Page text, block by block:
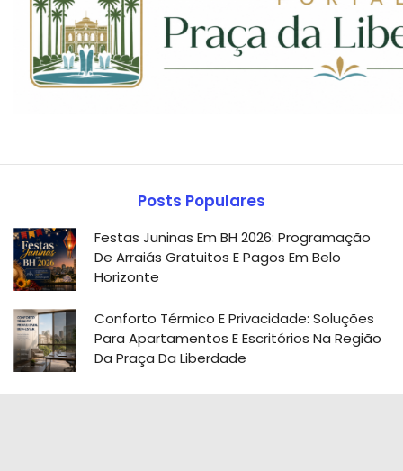
Posts Populares
Festas Juninas Em BH 2026: Programação
De Arraiás Gratuitos E Pagos Em Belo
Horizonte
Conforto Térmico E Privacidade: Soluções
Para Apartamentos E Escritórios Na Região
Da Praça Da Liberdade